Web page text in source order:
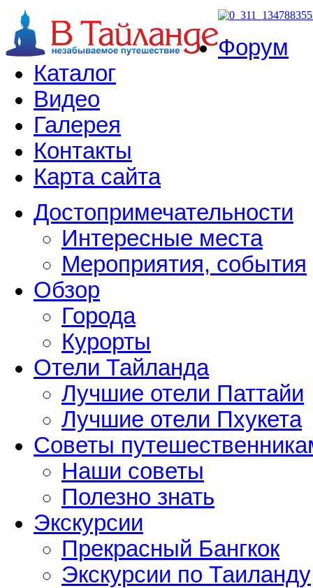
Форум
Каталог
Видео
Галерея
Контакты
Карта сайта
Достопримечательности
Интересные места
Мероприятия, события
Обзор
Города
Курорты
Отели Тайланда
Лучшие отели Паттайи
Лучшие отели Пхукета
Советы
Наши советы
Полезно знать
Экскурсии
Прекрасный Бангкок
Экскурсии по Таиланду